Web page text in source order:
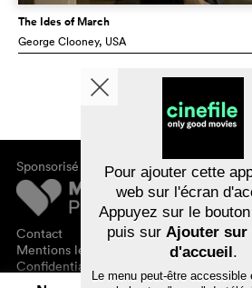
The Ides of March
George Clooney, USA
Sponsorisé par
Contact
Mentions légales
Confidentialité des données
À
FAQ
Bons-
Pour ajouter cette
web sur l'écran
Appuyez sur le
puis sur Ajouter sur
d'accueil.
Le menu peut-être accessible